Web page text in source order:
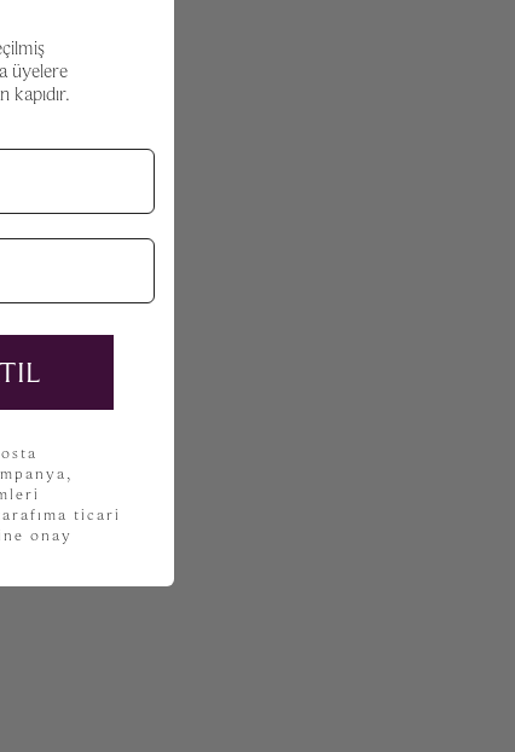
üyelere
kapıdır.
ticari
onay